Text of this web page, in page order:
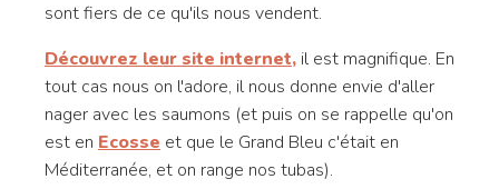
sont fiers de ce qu'ils nous vendent.
Découvrez leur site internet, il est magnifique. En
tout cas nous on l'adore, il nous donne envie d'aller
nager avec les saumons (et puis on se rappelle qu'on
est en Ecosse et que le Grand Bleu c'était en
Méditerranée, et on range nos tubas).